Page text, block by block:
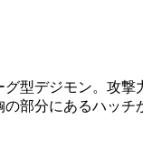
型デジモン。攻
部分にあるハッチ